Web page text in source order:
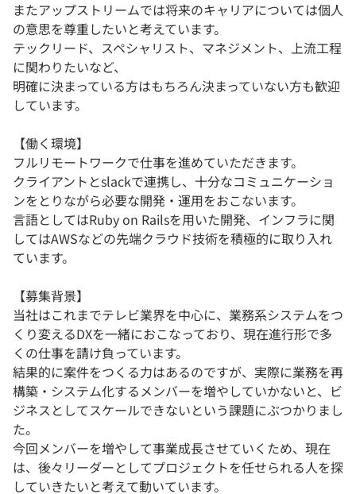
またアップストリームでは将来のキャリアについては個人
の意思を尊重したいと考えています。
テックリード、スペシャリスト、マネジメント、上流工程
に関わりたいなど、
明確に決まっている方はもちろん決まっていない方も歓迎
しています。
【働く環境】
フルリモートワークで仕事を進めていただきます。
クライアントとslackで連携し、十分なコミュニケーショ
ンをとりながら必要な開発・運用をおこないます。
言語としてはRuby on Railsを用いた開発、インフラに関
してはAWSなどの先端クラウド技術を積極的に取り入れ
ています。
【募集背景】
当社はこれまでテレビ業界を中心に、業務系システムをつ
くり変えるDXを一緒におこなっており、現在進行形で多
くの仕事を請け負っています。
結果的に案件をつくる力はあるのですが、実際に業務を再
構築・システム化するメンバーを増やしていかないと、ビ
ジネスとしてスケールできないという課題にぶつかりまし
た。
今回メンバーを増やして事業成長させていくため、現在
は、後々リーダーとしてプロジェクトを任せられる人を探
していきたいと考えて動いています。